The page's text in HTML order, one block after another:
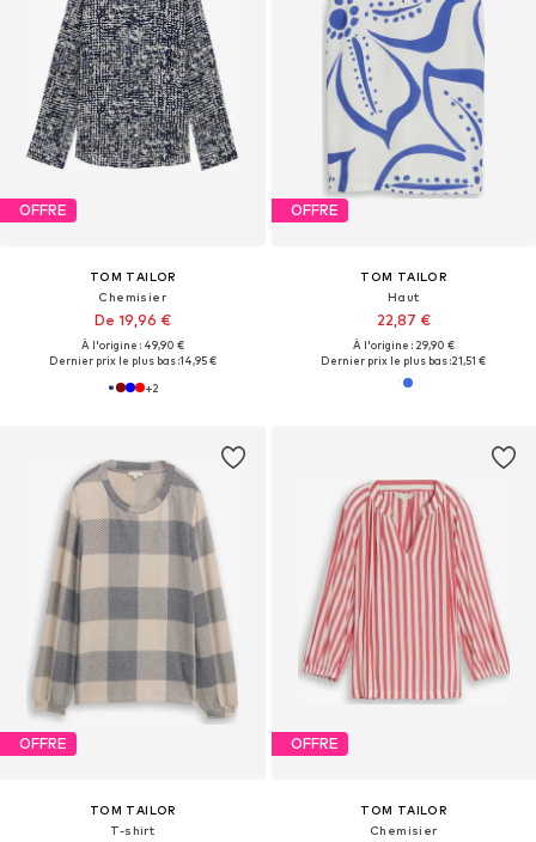
OFFRE
TOM TAILOR
Chemisier
De 19,96 €
À l'origine : 49,90 €
Dernier prix le plus bas :14,95 €
+2
OFFRE
TOM TAILOR
Haut
22,87 €
À l'origine : 29,90 €
Dernier prix le plus bas :21,51 €
OFFRE
TOM TAILOR
T-shirt
OFFRE
TOM TAILOR
Chemisier